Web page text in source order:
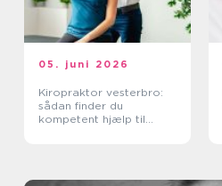
05. juni 2026
Kiropraktor vesterbro:
sådan finder du
kompetent hjælp til